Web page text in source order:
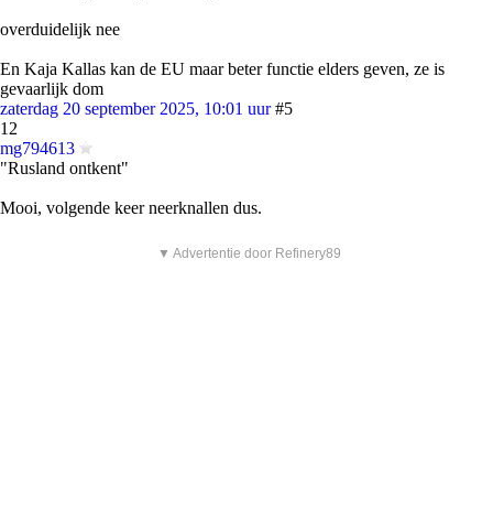
overduidelijk nee
En Kaja Kallas kan de EU maar beter functie elders geven, ze is
gevaarlijk dom
zaterdag 20 september 2025, 10:01 uur #5
12
mg794613
"Rusland ontkent"
Mooi, volgende keer neerknallen dus.
▼ Advertentie door Refinery89